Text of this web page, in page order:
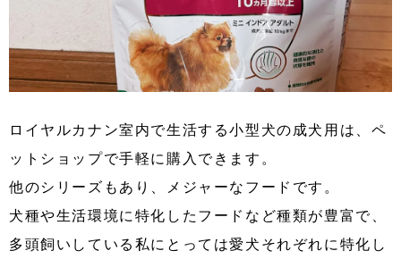
ロイヤルカナン室内で生活する小型犬の成犬用は、ペ
ットショップで手軽に購入できます。
他のシリーズもあり、メジャーなフードです。
犬種や生活環境に特化したフードなど種類が豊富で、
多頭飼いしている私にとっては愛犬それぞれに特化し